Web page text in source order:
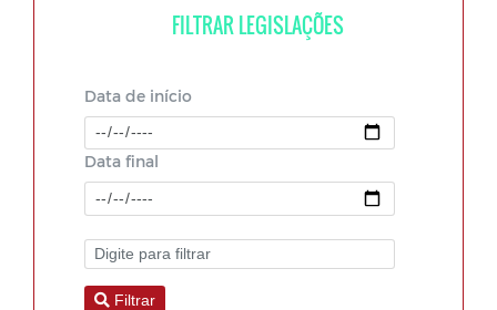
FILTRAR LEGISLAÇÕES
Data de início
Data final
Filtrar